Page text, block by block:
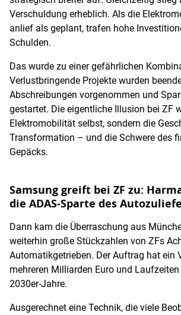
Verschuldung erheblich. Als die
anlief als geplant, trafen hohe
Schulden.
Das wurde zu einer gefährlichen
Verlustbringende Projekte wurden
Abschreibungen vorgenommen und
gestartet. Die eigentliche Illusion bei ZF
Elektromobilität selbst, sondern die
Transformation – und die Schwere des
Gepäcks.
Samsung greift bei ZF zu:
die ADAS-Sparte des
Dann kam die Überraschung aus
weiterhin große Stückzahlen von ZFs
Automatikgetrieben. Der Auftrag hat ein
mehreren Milliarden Euro und
2030er-Jahre.
Ausgerechnet eine Technik, die viele